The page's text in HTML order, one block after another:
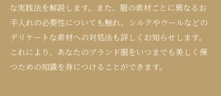
な実践法を解説します。また、服の素材ごとに異なるお
手入れの必要性についても触れ、シルクやウールなどの
デリケートな素材への対処法も詳しくお知らせします。
これにより、あなたのブランド服をいつまでも美しく保
つための知識を身につけることができます。